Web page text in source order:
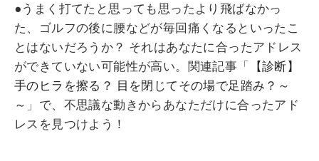
●うまく打てたと思っても思ったより飛ばなかっ
た、ゴルフの後に腰などが毎回痛くなるといったこ
とはないだろうか？ それはあなたに合ったアドレス
ができていない可能性が高い。関連記事「 【診断】
手のヒラを擦る？ 目を閉じてその場で足踏み？～
～ 」で、不思議な動きからあなただけに合ったアド
レスを見つけよう！